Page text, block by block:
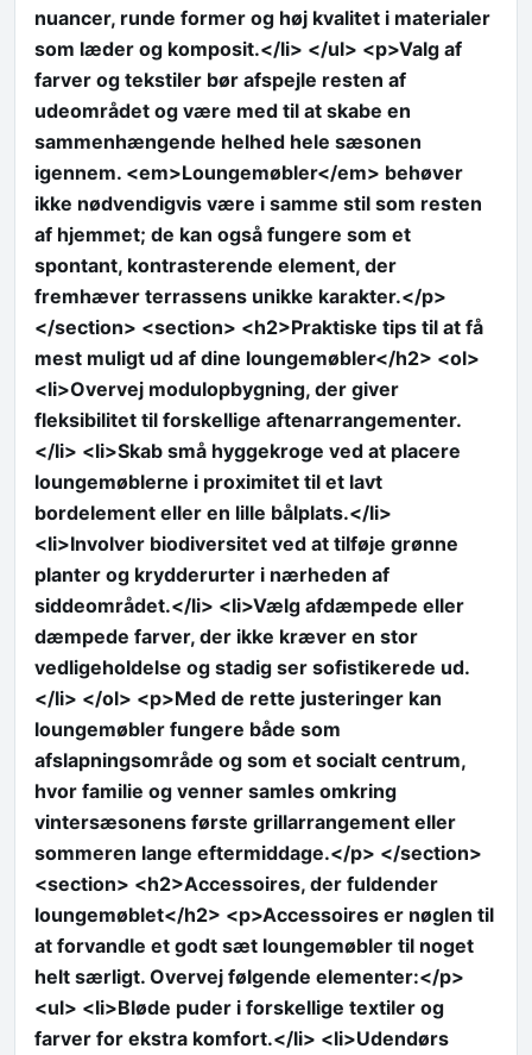
nuancer, runde former og høj kvalitet i materialer
som læder og komposit.</li> </ul> <p>Valg af
farver og tekstiler bør afspejle resten af
udeområdet og være med til at skabe en
sammenhængende helhed hele sæsonen
igennem. <em>Loungemøbler</em> behøver
ikke nødvendigvis være i samme stil som resten
af hjemmet; de kan også fungere som et
spontant, kontrasterende element, der
fremhæver terrassens unikke karakter.</p>
</section> <section> <h2>Praktiske tips til at få
mest muligt ud af dine loungemøbler</h2> <ol>
<li>Overvej modulopbygning, der giver
fleksibilitet til forskellige aftenarrangementer.
</li> <li>Skab små hyggekroge ved at placere
loungemøblerne i proximitet til et lavt
bordelement eller en lille bålplats.</li>
<li>Involver biodiversitet ved at tilføje grønne
planter og krydderurter i nærheden af
siddeområdet.</li> <li>Vælg afdæmpede eller
dæmpede farver, der ikke kræver en stor
vedligeholdelse og stadig ser sofistikerede ud.
</li> </ol> <p>Med de rette justeringer kan
loungemøbler fungere både som
afslapningsområde og som et socialt centrum,
hvor familie og venner samles omkring
vintersæsonens første grillarrangement eller
sommeren lange eftermiddage.</p> </section>
<section> <h2>Accessoires, der fuldender
loungemøblet</h2> <p>Accessoires er nøglen til
at forvandle et godt sæt loungemøbler til noget
helt særligt. Overvej følgende elementer:</p>
<ul> <li>Bløde puder i forskellige textiler og
farver for ekstra komfort.</li> <li>Udendørs